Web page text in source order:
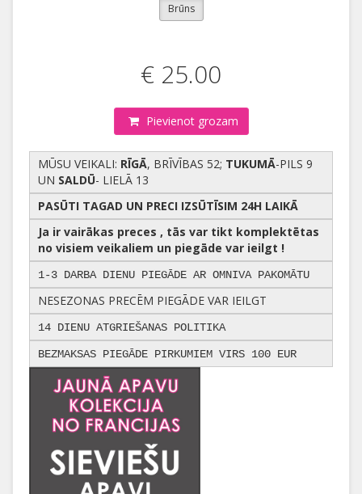
Brūns
€ 25.00
Pievienot grozam
MŪSU VEIKALI: RĪGĀ, BRĪVĪBAS 52; TUKUMĀ-PILS 9
UN SALDŪ- LIELĀ 13
PASŪTI TAGAD UN PRECI IZSŪTĪSIM 24H LAIKĀ
Ja ir vairākas preces , tās var tikt komplektētas
no visiem veikaliem un piegāde var ieilgt !
1-3 DARBA DIENU PIEGĀDE AR OMNIVA PAKOMĀTU
NESEZONAS PRECĒM PIEGĀDE VAR IEILGT
14 DIENU ATGRIEŠANAS POLITIKA
BEZMAKSAS PIEGĀDE PIRKUMIEM VIRS 100 EUR